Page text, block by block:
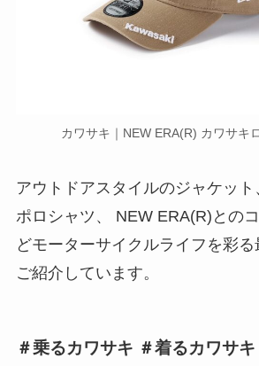
カワサキ｜NEW ERA(R) カワサキ
アウトドアスタイルのジャケット
ポロシャツ、 NEW ERA(R)との
どモーターサイクルライフを彩
ご紹介しています。
＃乗るカワサキ ＃着るカワサ